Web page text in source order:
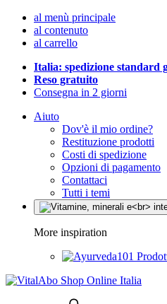
al menù principale
al contenuto
al carrello
Italia: spedizione standard
Reso gratuito
Consegna in 2 giorni
Aiuto
Dov'è il mio ordine?
Restituzione prodotti
Costi di spedizione
Opzioni di pagamento
Contattaci
Tutti i temi
More inspiration